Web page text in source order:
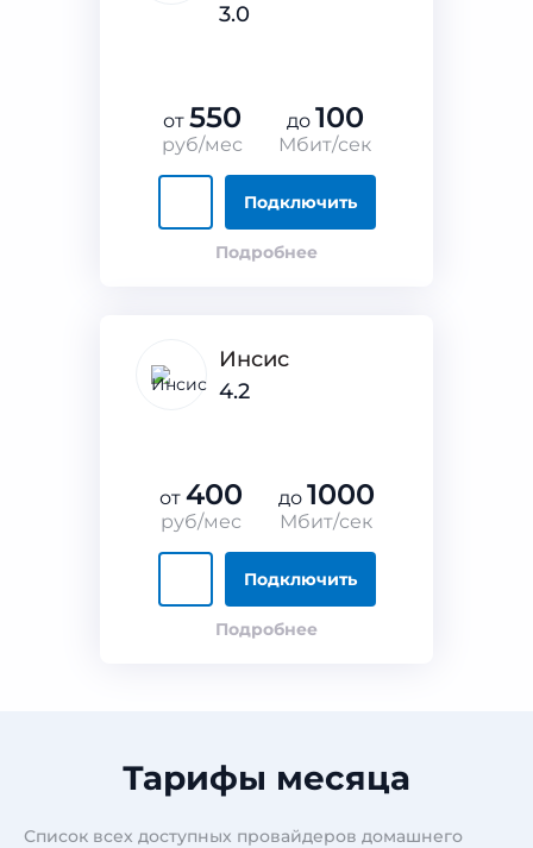
3.0
от 550
руб/мес
до 100
Мбит/сек
Подключить
Подробнее
Инсис
4.2
от 400
руб/мес
до 1000
Мбит/сек
Подключить
Подробнее
Тарифы месяца
Список всех доступных провайдеров домашнего